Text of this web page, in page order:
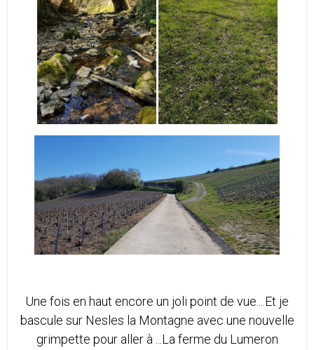
Une fois en haut encore un joli point de vue....Et je
bascule sur Nesles la Montagne avec une nouvelle
grimpette pour aller à ...La ferme du Lumeron